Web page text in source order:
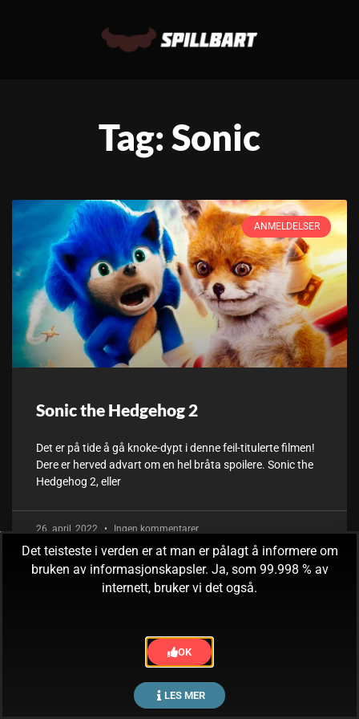
Tag: Sonic
ANMELDELSER
Sonic the Hedgehog 2
Det er på tide å gå knoke-dypt i denne feil-titulerte filmen!
Dere er herved advart om en hel bråta spoilere. Sonic the
Hedgehog 2, eller
26. april, 2022 Ingen kommentarer
Det teisteste i verden er at man er pålagt å informere om
bruken av informasjonskapsler. Ja, som 99.998 % av
internett, bruker vi det også.
OK
LES MER